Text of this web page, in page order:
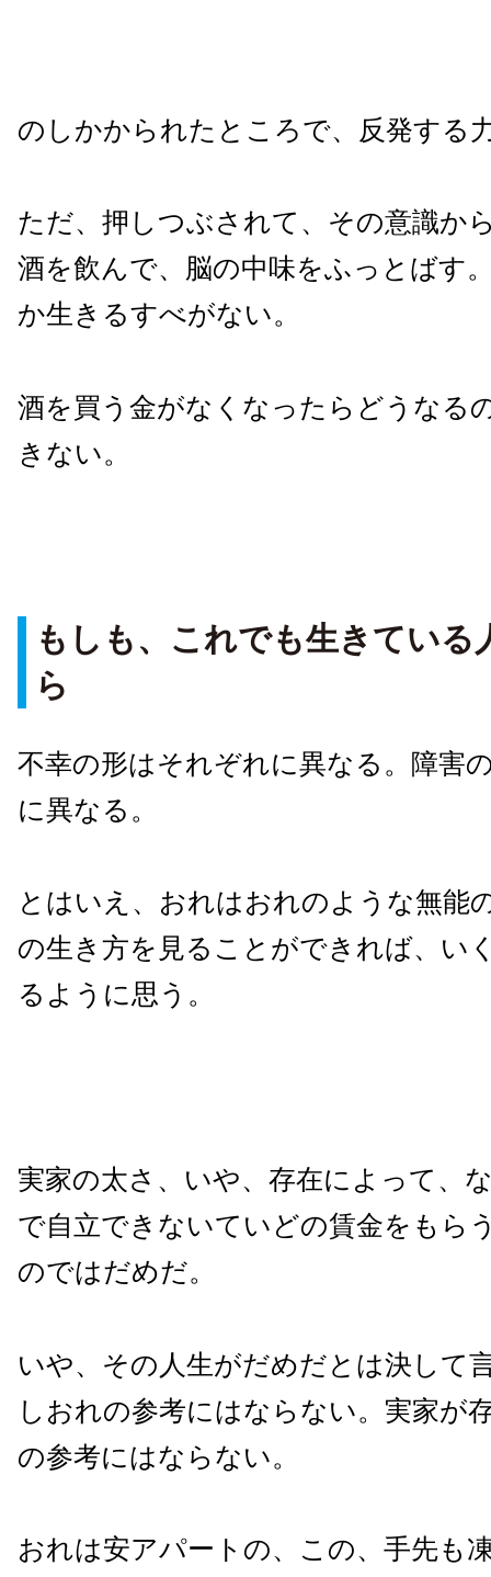
のしかかられたところで、反発する
ただ、押しつぶされて、その意識か
酒を飲んで、脳の中味をふっとばす
か生きるすべがない。
酒を買う金がなくなったらどうなる
きない。
もしも、これでも生きている
ら
不幸の形はそれぞれに異なる。障害
に異なる。
とはいえ、おれはおれのような無能
の生き方を見ることができれば、い
るように思う。
実家の太さ、いや、存在によって、
で自立できないていどの賃金をもら
のではだめだ。
いや、その人生がだめだとは決して
しおれの参考にはならない。実家が
の参考にはならない。
おれは安アパートの、この、手先も